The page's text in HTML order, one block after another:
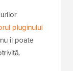
pluginului
îl poate